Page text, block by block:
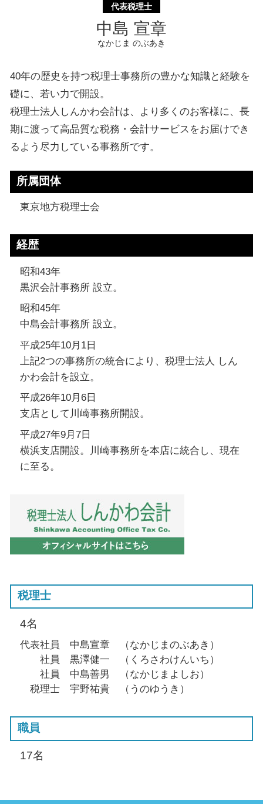
代表税理士
中島 宣章
なかじま のぶあき
40年の歴史を持つ税理士事務所の豊かな知識と経験を
礎に、若い力で開設。
税理士法人しんかわ会計は、より多くのお客様に、長
期に渡って高品質な税務・会計サービスをお届けでき
るよう尽力している事務所です。
所属団体
東京地方税理士会
経歴
昭和43年
黒沢会計事務所 設立。
昭和45年
中島会計事務所 設立。
平成25年10月1日
上記2つの事務所の統合により、税理士法人 しん
かわ会計を設立。
平成26年10月6日
支店として川崎事務所開設。
平成27年9月7日
横浜支店開設。川崎事務所を本店に統合し、現在
に至る。
税理士
4名
代表社員 中島宣章 （なかじまのぶあき）
社員 黒澤健一 （くろさわけんいち）
社員 中島善男 （なかじまよしお）
税理士 宇野祐貴 （うのゆうき）
職員
17名